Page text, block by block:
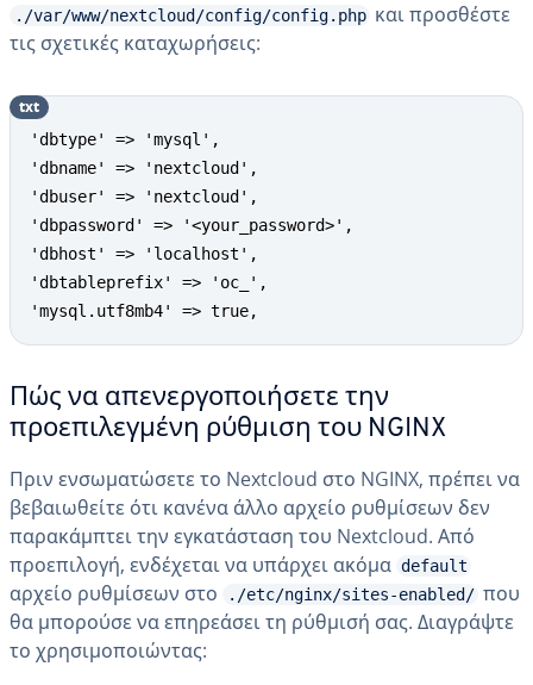
./var/www/nextcloud/config/config.php και προσθέστε
τις σχετικές καταχωρήσεις:
'dbtype' => 'mysql',
'dbname' => 'nextcloud',
'dbuser' => 'nextcloud',
'dbpassword' => '<your_password>',
'dbhost' => 'localhost',
'dbtableprefix' => 'oc_',
'mysql.utf8mb4' => true,
txt
Πώς να απενεργοποιήσετε την
προεπιλεγμένη ρύθμιση του NGINX
Πριν ενσωματώσετε το Nextcloud στο NGINX, πρέπει να
βεβαιωθείτε ότι κανένα άλλο αρχείο ρυθμίσεων δεν
παρακάμπτει την εγκατάσταση του Nextcloud. Από
προεπιλογή, ενδέχεται να υπάρχει ακόμα default
αρχείο ρυθμίσεων στο ./etc/nginx/sites-enabled/ που
θα μπορούσε να επηρεάσει τη ρύθμισή σας. Διαγράψτε
το χρησιμοποιώντας: